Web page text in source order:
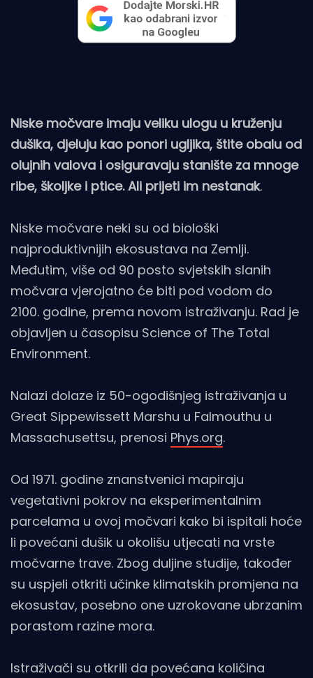
Niske močvare imaju veliku ulogu u kruženju
dušika, djeluju kao ponori ugljika, štite obalu od
olujnih valova i osiguravaju stanište za mnoge
ribe, školjke i ptice. Ali prijeti im nestanak.
Niske močvare neki su od biološki
najproduktivnijih ekosustava na Zemlji.
Međutim, više od 90 posto svjetskih slanih
močvara vjerojatno će biti pod vodom do
2100. godine, prema novom istraživanju. Rad je
objavljen u časopisu Science of The Total
Environment.
Nalazi dolaze iz 50-ogodišnjeg istraživanja u
Great Sippewissett Marshu u Falmouthu u
Massachusettsu, prenosi Phys.org.
Od 1971. godine znanstvenici mapiraju
vegetativni pokrov na eksperimentalnim
parcelama u ovoj močvari kako bi ispitali hoće
li povećani dušik u okolišu utjecati na vrste
močvarne trave. Zbog duljine studije, također
su uspjeli otkriti učinke klimatskih promjena na
ekosustav, posebno one uzrokovane ubrzanim
porastom razine mora.
Istraživači su otkrili da povećana količina